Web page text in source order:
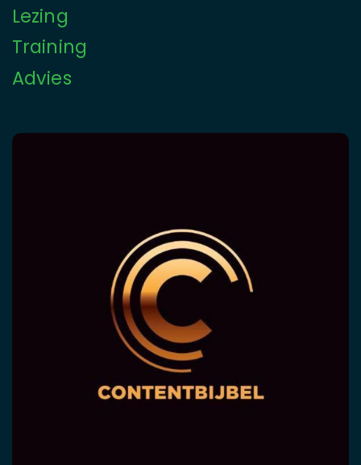
Lezing
Training
Advies